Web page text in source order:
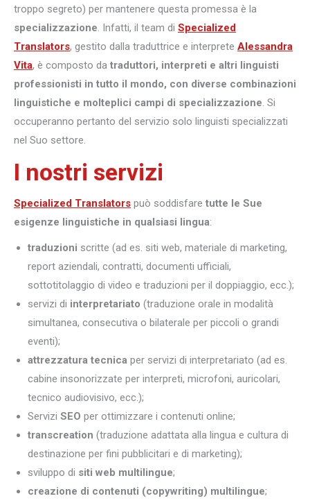
troppo segreto) per mantenere questa promessa è la
specializzazione. Infatti, il team di Specialized
Translators, gestito dalla traduttrice e interprete Alessandra
Vita, è composto da traduttori, interpreti e altri linguisti
professionisti in tutto il mondo, con diverse combinazioni
linguistiche e molteplici campi di specializzazione. Si
occuperanno pertanto del servizio solo linguisti specializzati
nel Suo settore.
I nostri servizi
Specialized Translators può soddisfare tutte le Sue
esigenze linguistiche in qualsiasi lingua:
traduzioni scritte (ad es. siti web, materiale di marketing,
report aziendali, contratti, documenti ufficiali,
sottotitolaggio di video e traduzioni per il doppiaggio, ecc.);
servizi di interpretariato (traduzione orale in modalità
simultanea, consecutiva o bilaterale per piccoli o grandi
eventi);
attrezzatura tecnica per servizi di interpretariato (ad es.
cabine insonorizzate per interpreti, microfoni, auricolari,
tecnico audiovisivo, ecc.);
Servizi SEO per ottimizzare i contenuti online;
transcreation (traduzione adattata alla lingua e cultura di
destinazione per fini pubblicitari e di marketing);
sviluppo di siti web multilingue;
creazione di contenuti (copywriting) multilingue;